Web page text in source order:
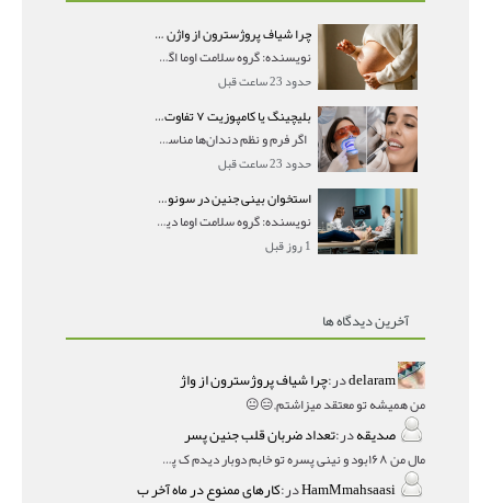
چرا شیاف پروژسترون از واژن بیرون می‌ریزد؟ میزان جذب و زمان صحیح مصرف
نویسنده: گروه سلامت اوما اگر بعد از گذاشتن شیاف پر
حدود 23 ساعت قبل
بلیچینگ یا کامپوزیت ۷ تفاوت مهم برای انتخاب درست
اگر فرم و نظم دندان‌ها مناسب است و مشکل
حدود 23 ساعت قبل
استخوان بینی جنین در سونوگرافی؛ دیده نشدن یا دیر تشکیل شدن آن چه معنایی دارد؟
نویسنده: گروه سلامت اوما دیده نشدن استخوان بینی جن
1 روز قبل
آخرین دیدگاه ها
delaramدر:چرا شیاف پروژسترون از واژ
من همیشه تو معتقد میزاشتم,,😑😐
صدیقهدر:تعداد ضربان قلب جنین پسر
مال من ۱۶۸بود و نینی پسره تو خابم دوبار دیدم ک پسره
HamMmahsaasiدر:کارهای ممنوع در ماه آخر ب